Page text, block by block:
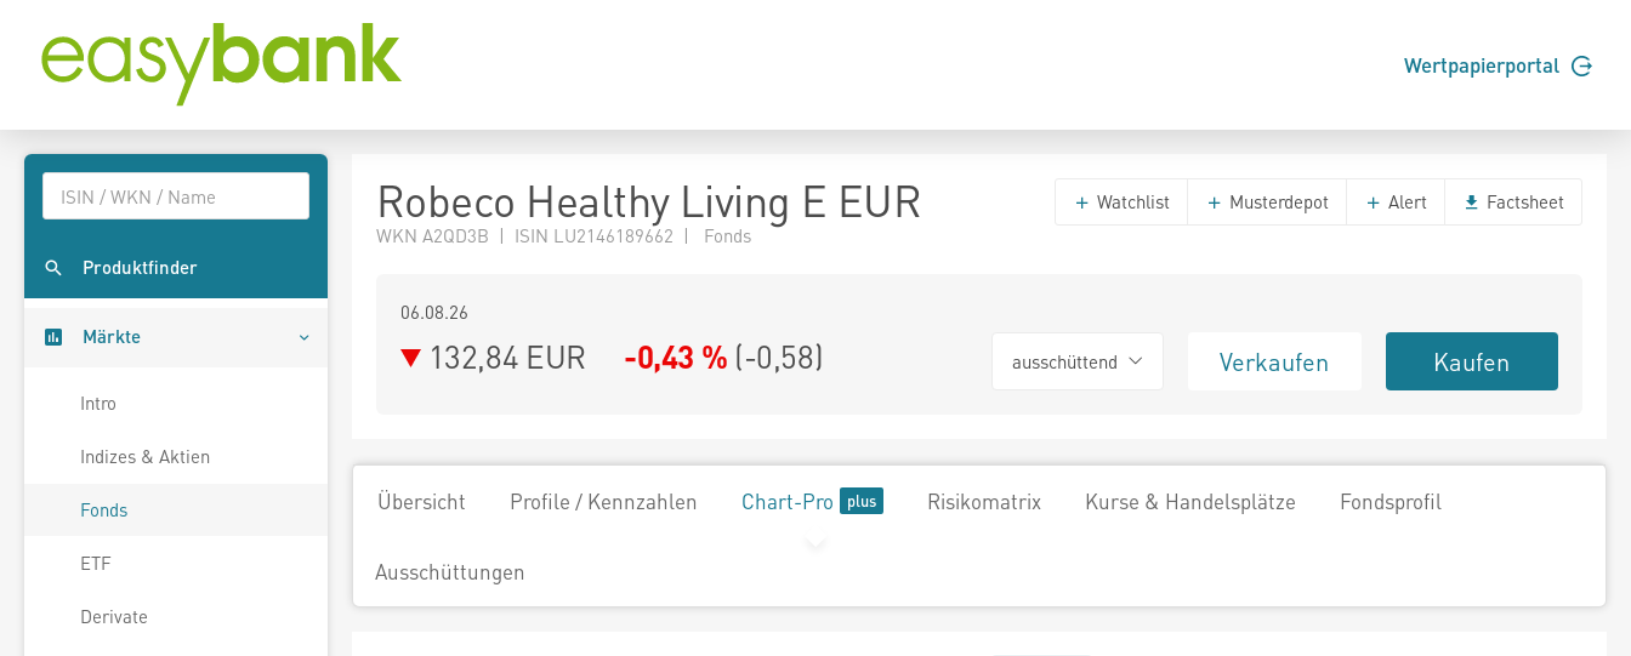
Wertpapierportal
Produktfinder
Märkte
Intro
Indizes & Aktien
Fonds
ETF
Derivate
Robeco Healthy Living E EUR
WKN A2QD3B | ISIN LU2146189662 | Fonds
Watchlist Musterdepot Alert Factsheet
06.08.26
132,84 EUR -0,43 % (-0,58) ausschüttend Verkaufen Kaufen
Übersicht Profile / Kennzahlen Chart-Pro Risikomatrix Kurse & Handelsplätze Fondsprofil
Ausschüttungen